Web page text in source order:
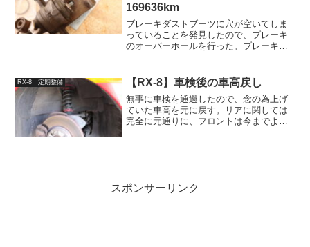
169636km
ブレーキダストブーツに穴が空いてしま
っていることを発見したので、ブレーキ
のオーバーホールを行った。ブレーキOH
て一回もオーバーホールしていないのは
良くないので、前後...
RX-8 定期整備 【RX-8】車検後の車高戻し
無事に車検を通過したので、念の為上げ
ていた車高を元に戻す。リアに関しては
完全に元通りに、フロントは今までより
スポンサーリンク